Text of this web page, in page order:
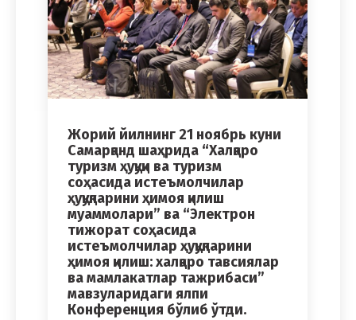
Жорий йилнинг 21 ноябрь куни
Самарқанд шаҳрида “Халқаро
туризм ҳуқуқи ва туризм
соҳасида истеъмолчилар
ҳуқуқларини ҳимоя қилиш
муаммолари” ва “Электрон
тижорат соҳасида
истеъмолчилар ҳуқуқларини
ҳимоя қилиш: халқаро тавсиялар
ва мамлакатлар тажрибаси”
мавзуларидаги ялпи
Конференция бўлиб ўтди.